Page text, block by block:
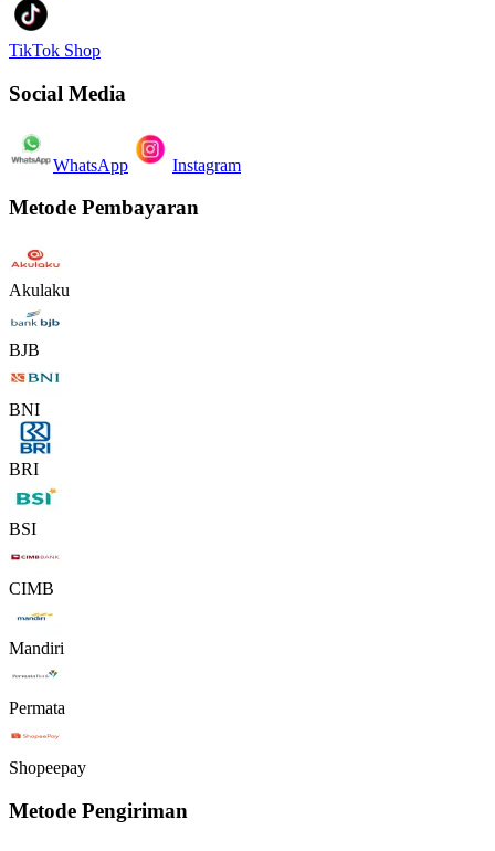
TikTok Shop
Social Media
WhatsApp Instagram
Metode Pembayaran
Akulaku
BJB
BNI
BRI
BSI
CIMB
Mandiri
Permata
Shopeepay
Metode Pengiriman